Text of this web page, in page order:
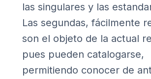
las singulares y las
Las segundas, fácilmente
son el objeto de la actual
pues pueden catalogarse,
permitiendo conocer de